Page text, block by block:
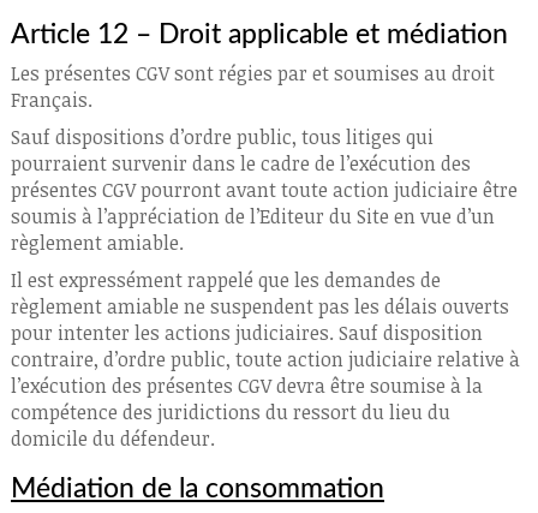
Article 12 – Droit applicable et médiation
Les présentes CGV sont régies par et soumises au droit
Français.
Sauf dispositions d’ordre public, tous litiges qui
pourraient survenir dans le cadre de l’exécution des
présentes CGV pourront avant toute action judiciaire être
soumis à l’appréciation de l’Editeur du Site en vue d’un
règlement amiable.
Il est expressément rappelé que les demandes de
règlement amiable ne suspendent pas les délais ouverts
pour intenter les actions judiciaires. Sauf disposition
contraire, d’ordre public, toute action judiciaire relative à
l’exécution des présentes CGV devra être soumise à la
compétence des juridictions du ressort du lieu du
domicile du défendeur.
Médiation de la consommation